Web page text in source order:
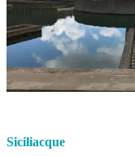
Siciliacque